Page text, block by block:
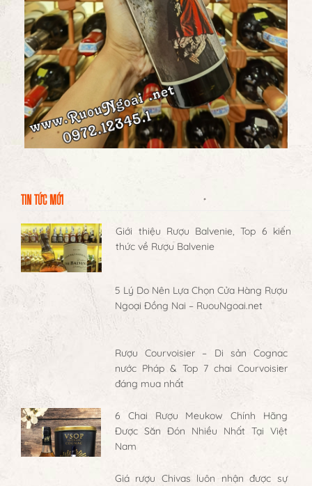
TIN TỨC MỚI
Giới thiệu Rượu Balvenie, Top 6 kiến
thức về Rượu Balvenie
5 Lý Do Nên Lựa Chọn Cửa Hàng Rượu
Ngoại Đồng Nai – RuouNgoai.net
Rượu Courvoisier – Di sản Cognac
nước Pháp & Top 7 chai Courvoisier
đáng mua nhất
6 Chai Rượu Meukow Chính Hãng
Được Săn Đón Nhiều Nhất Tại Việt
Nam
Giá rượu Chivas luôn nhận được sự